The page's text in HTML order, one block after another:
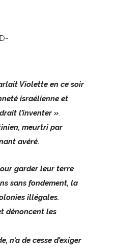
Violette en ce soir
israélienne et
l’inventer ».
meurtri par
avéré.
garder leur terre
sans fondement, la
illégales.
dénoncent les
de cesse d’exiger